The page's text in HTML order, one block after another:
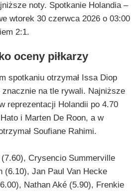
noty. Spotkanie Holandia –
wtorek 30 czerwca 2026 o 03:00
2:1.
oceny piłkarzy
spotkaniu otrzymał Issa Diop
na tle rywali. Najniższe
reprezentacji Holandii po 4.70
i Marten De Roon, a w
Soufiane Rahimi.
Crysencio Summerville
(6.10), Jan Paul Van Hecke
Nathan Aké (5.90), Frenkie